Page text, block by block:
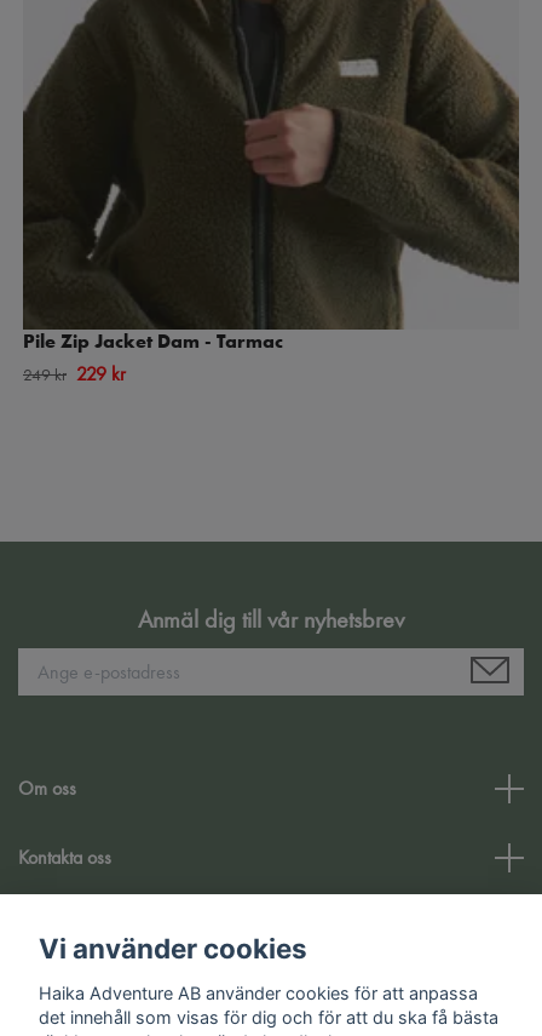
Pile Zip Jacket Dam - Tarmac
249 kr 229 kr
Anmäl dig till vår nyhetsbrev
Om oss
Kontakta oss
Sociala medier
Vi använder cookies
Haika Adventure AB använder cookies för att anpassa
det innehåll som visas för dig och för att du ska få bästa